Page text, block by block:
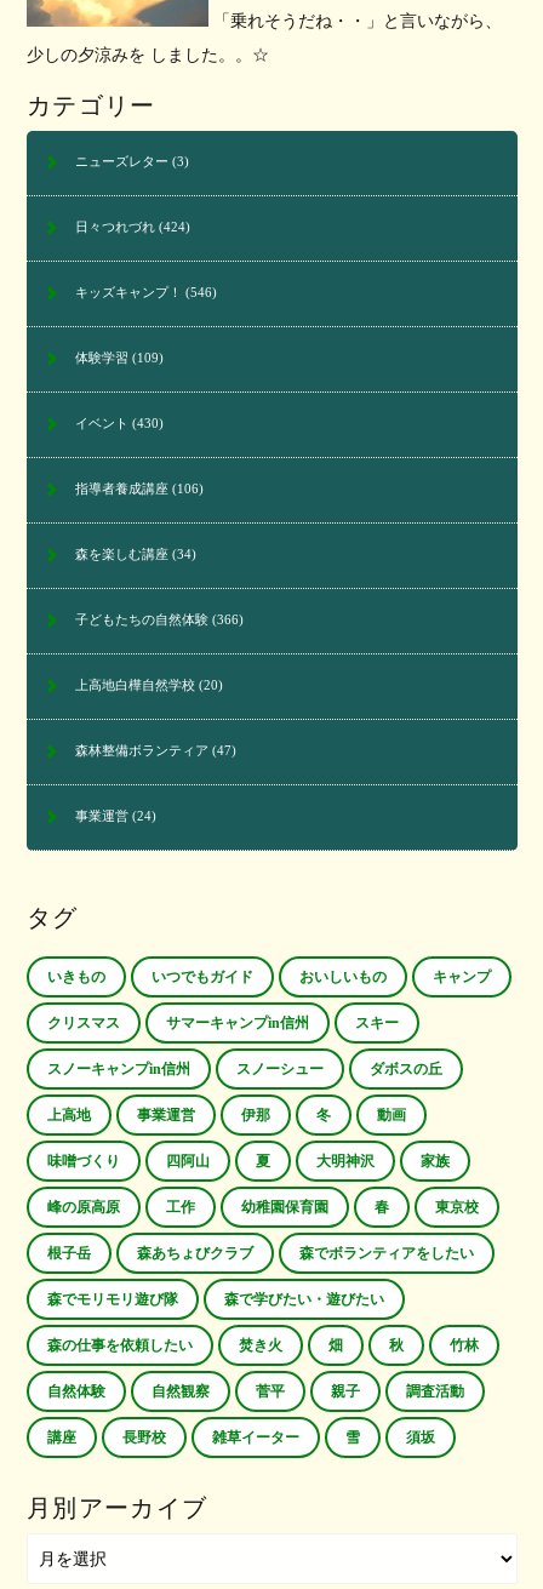
「乗れそうだね・・」と言いながら、
少しの夕涼みを しました。。☆
カテゴリー
ニューズレター (3)
日々つれづれ(424)
キッズキャンプ！ (546)
体験学習 (109)
イベント (430)
指導者養成講座(106)
森を楽しむ講座(34)
子どもたちの自然体験(366)
上高地白樺自然学校(20)
森林整備ボランティア (47)
事業運営(24)
タグ
いきもの いつでもガイド おいしいもの キャンプ
クリスマス サマーキャンプin信州 スキー
スノーキャンプin信州 スノーシュー ダボスの丘
上高地 事業運営 伊那 冬 動画
味噌づくり 四阿山 夏 大明神沢 家族
峰の原高原 工作 幼稚園保育園 春 東京校
根子岳 森あちょびクラブ 森でボランティアをしたい
森でモリモリ遊び隊 森で学びたい・遊びたい
森の仕事を依頼したい 焚き火 畑 秋 竹林
自然体験 自然観察 菅平 親子 調査活動
講座 長野校 雑草イーター 雪 須坂
月別アーカイブ